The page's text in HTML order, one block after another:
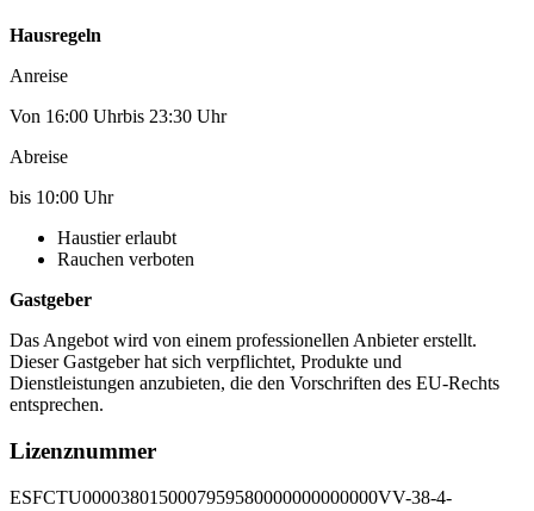
Hausregeln
Anreise
Von 16:00 Uhrbis 23:30 Uhr
Abreise
bis 10:00 Uhr
Haustier erlaubt
Rauchen verboten
Gastgeber
Das Angebot wird von einem professionellen Anbieter erstellt.
Dieser Gastgeber hat sich verpflichtet, Produkte und
Dienstleistungen anzubieten, die den Vorschriften des EU-Rechts
entsprechen.
Lizenznummer
ESFCTU0000380150007959580000000000000VV-38-4-